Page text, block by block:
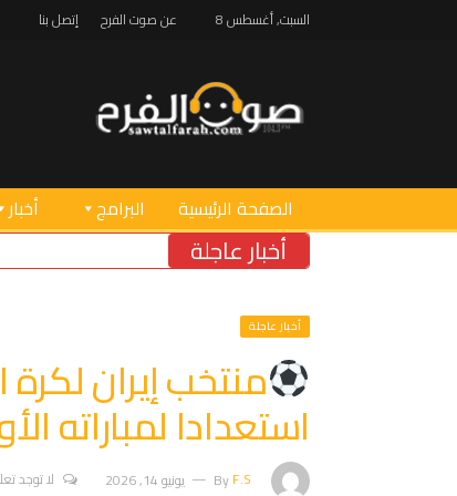
السبت, أغسطس 8 عن صوت الفرح إتصل بنا
الصفحة الرئيسية البرامج أخبار
أخبار عاجلة
أخبار عاجلة
منتخب إيران
استعدادا لمباراته
ByF.S يونيو 14, 2026 لا توجد